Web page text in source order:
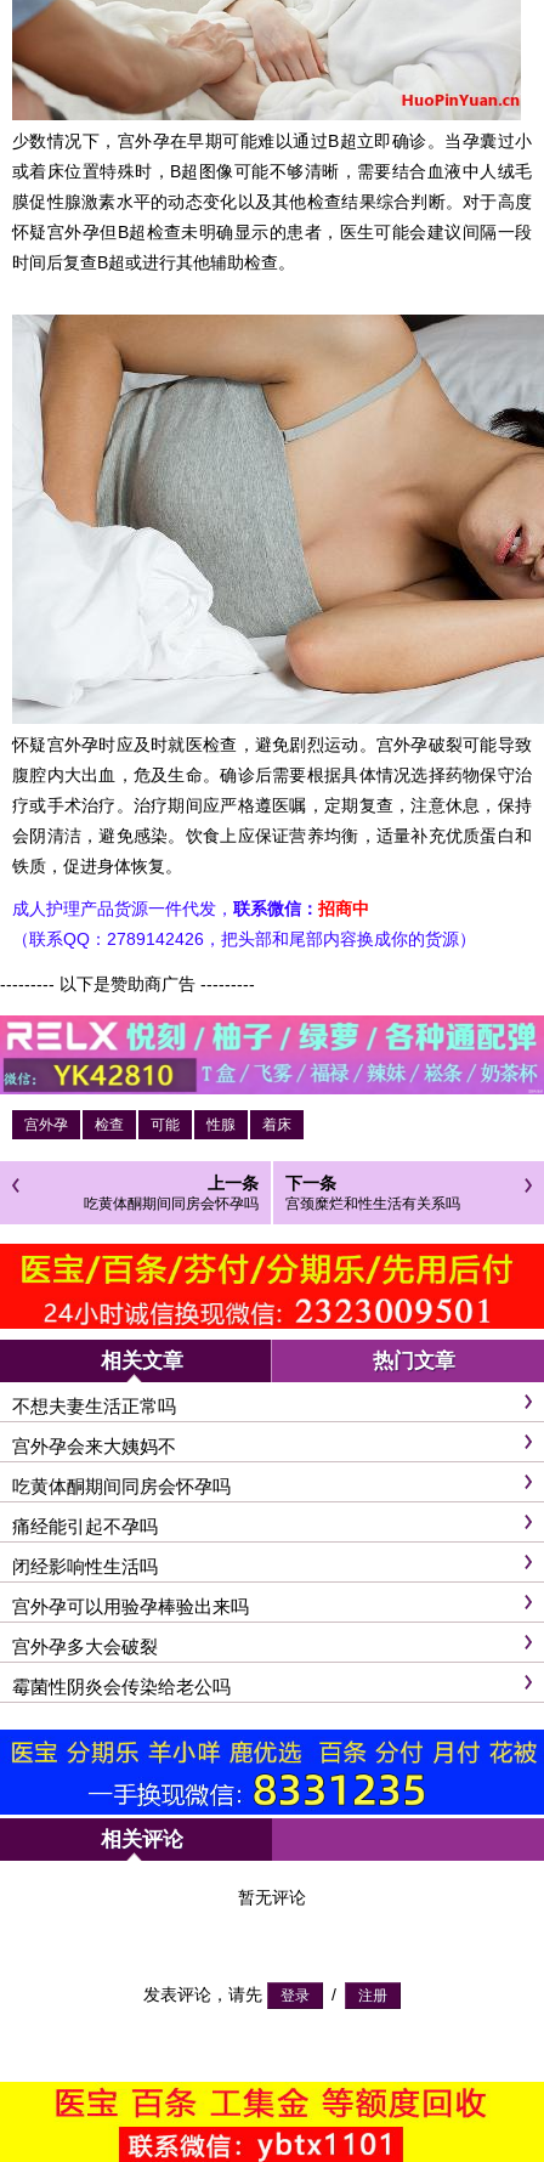
少数情况下，宫外孕在早期可能难以通过B超立即确诊。当孕囊过小
或着床位置特殊时，B超图像可能不够清晰，需要结合血液中人绒毛
膜促性腺激素水平的动态变化以及其他检查结果综合判断。对于高度
怀疑宫外孕但B超检查未明确显示的患者，医生可能会建议间隔一段
时间后复查B超或进行其他辅助检查。
怀疑宫外孕时应及时就医检查，避免剧烈运动。宫外孕破裂可能导致
腹腔内大出血，危及生命。确诊后需要根据具体情况选择药物保守治
疗或手术治疗。治疗期间应严格遵医嘱，定期复查，注意休息，保持
会阴清洁，避免感染。饮食上应保证营养均衡，适量补充优质蛋白和
铁质，促进身体恢复。
成人护理产品货源一件代发， 联系微信： 招商中
（联系QQ：2789142426，把头部和尾部内容换成你的货源）
--------- 以下是赞助商广告 ---------
宫外孕 检查 可能 性腺 着床
上一条
吃黄体酮期间同房会怀孕吗
下一条
宫颈糜烂和性生活有关系吗
相关文章 热门文章
不想夫妻生活正常吗
宫外孕会来大姨妈不
吃黄体酮期间同房会怀孕吗
痛经能引起不孕吗
闭经影响性生活吗
宫外孕可以用验孕棒验出来吗
宫外孕多大会破裂
霉菌性阴炎会传染给老公吗
相关评论
暂无评论
发表评论，请先 /